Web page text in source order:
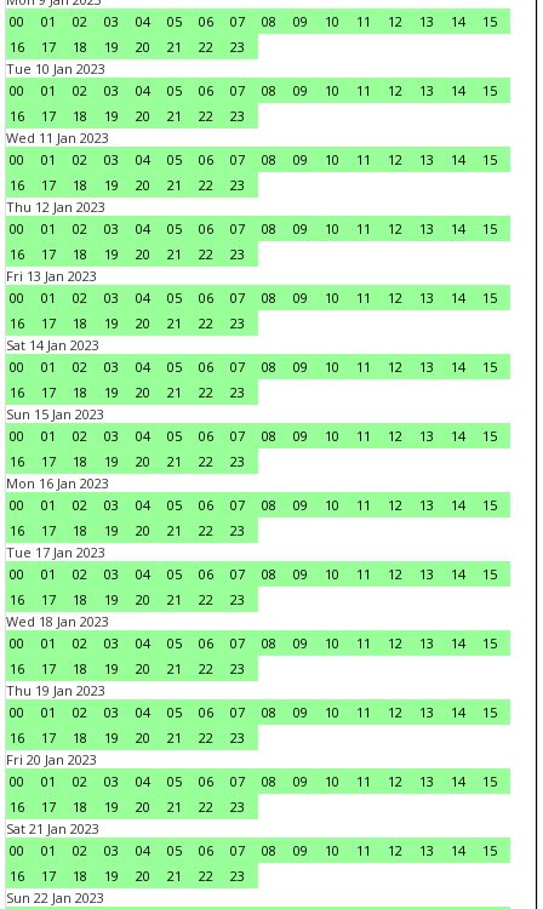
00
01 02 03 04 05 06 07 08 09 10 11 12 13 14
15
16
17 18 19 20 21 22
23
Tue 10 Jan 2023
00
01 02 03 04 05 06 07 08 09 10 11 12 13 14
15
16
17 18 19 20 21 22
23
Wed 11 Jan 2023
00
01 02 03 04 05 06 07 08 09 10 11 12 13 14
15
16
17 18 19 20 21 22
23
Thu 12 Jan 2023
00
01 02 03 04 05 06 07 08 09 10 11 12 13 14
15
16
17 18 19 20 21 22
23
Fri 13 Jan 2023
00
01 02 03 04 05 06 07 08 09 10 11 12 13 14
15
16
17 18 19 20 21 22
23
Sat 14 Jan 2023
00
01 02 03 04 05 06 07 08 09 10 11 12 13 14
15
16
17 18 19 20 21 22
23
Sun 15 Jan 2023
00
01 02 03 04 05 06 07 08 09 10 11 12 13 14
15
16
17 18 19 20 21 22
23
Mon 16 Jan 2023
00
01 02 03 04 05 06 07 08 09 10 11 12 13 14
15
16
17 18 19 20 21 22
23
Tue 17 Jan 2023
00
01 02 03 04 05 06 07 08 09 10 11 12 13 14
15
16
17 18 19 20 21 22
23
Wed 18 Jan 2023
00
01 02 03 04 05 06 07 08 09 10 11 12 13 14
15
16
17 18 19 20 21 22
23
Thu 19 Jan 2023
00
01 02 03 04 05 06 07 08 09 10 11 12 13 14
15
16
17 18 19 20 21 22
23
Fri 20 Jan 2023
00
01 02 03 04 05 06 07 08 09 10 11 12 13 14
15
16
17 18 19 20 21 22
23
Sat 21 Jan 2023
00
01 02 03 04 05 06 07 08 09 10 11 12 13 14
15
16
17 18 19 20 21 22
23
Sun 22 Jan 2023